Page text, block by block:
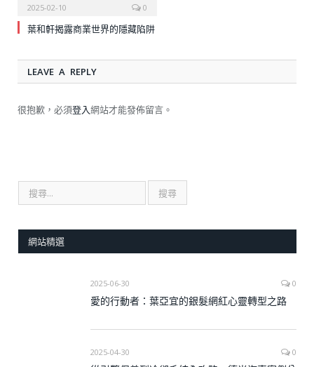
2025-02-10 0
葉和軒揭露商業世界的隱藏陷阱
LEAVE A REPLY
很抱歉，必須登入網站才能發佈留言。
網站精選
2025-06-30 0
愛的行動者：葉亞宜的銀髮網紅心靈轉型之路
2025-04-30 0